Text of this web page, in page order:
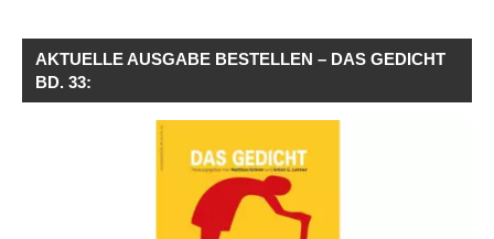
AKTUELLE AUSGABE BESTELLEN – DAS GEDICHT
BD. 33: